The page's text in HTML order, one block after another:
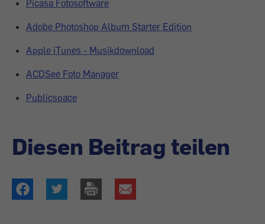
Picasa Fotosoftware
Adobe Photoshop Album Starter Edition
Apple iTunes - Musikdownload
ACDSee Foto Manager
Publicspace
Diesen Beitrag teilen